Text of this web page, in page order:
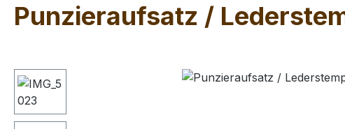
Punzieraufsatz /
Bildergalerie überspringen